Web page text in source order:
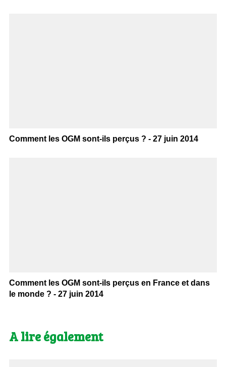
Comment les OGM sont-ils perçus ? - 27 juin 2014
Comment les OGM sont-ils perçus en France et dans
le monde ? - 27 juin 2014
A lire également